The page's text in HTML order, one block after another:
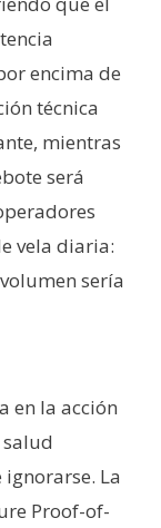
encima de
técnica
mientras
será
vela diaria:
sería
en la acción
La
Proof-of-